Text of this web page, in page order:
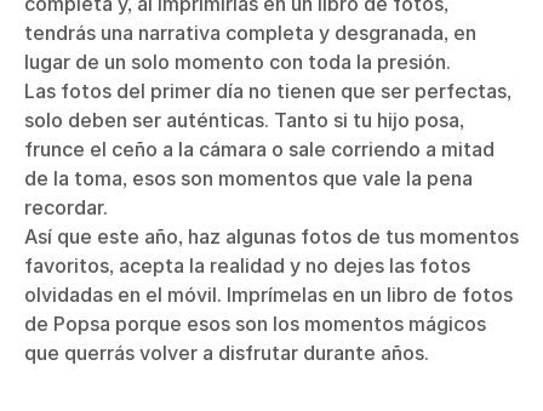
tendrás una narrativa completa y desgranada, en
lugar de un solo momento con toda la presión.
Las fotos del primer día no tienen que ser perfectas,
solo deben ser auténticas. Tanto si tu hijo posa,
frunce el ceño a la cámara o sale corriendo a mitad
de la toma, esos son momentos que vale la pena
recordar.
Así que este año, haz algunas fotos de tus momentos
favoritos, acepta la realidad y no dejes las fotos
olvidadas en el móvil. Imprímelas en un libro de fotos
de Popsa porque esos son los momentos mágicos
que querrás volver a disfrutar durante años.